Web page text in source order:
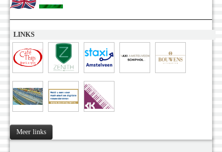
LINKS
Meer links